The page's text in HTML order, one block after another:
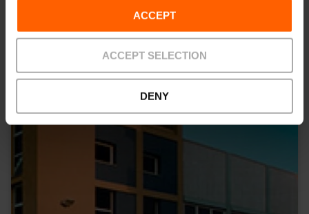
ACCEPT
ACCEPT SELECTION
DENY